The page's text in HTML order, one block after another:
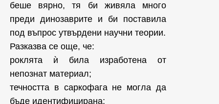
беше вярно, тя би живяла много
преди динозаврите и би поставила
под въпрос утвърдени научни теории.
Разказва се още, че:
роклята ѝ била изработена от
непознат материал;
течността в саркофага не могла да
бъде идентифицирана;